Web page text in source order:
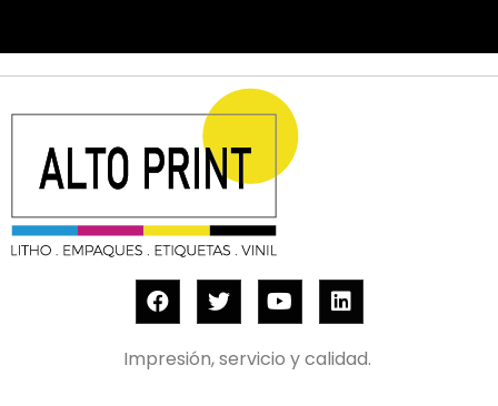
Impresión, servicio y calidad.